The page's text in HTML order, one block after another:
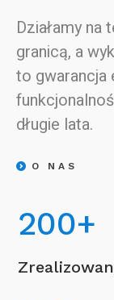
Działamy na
granicą, a
to gwarancja
długie lata.
O NAS
200+